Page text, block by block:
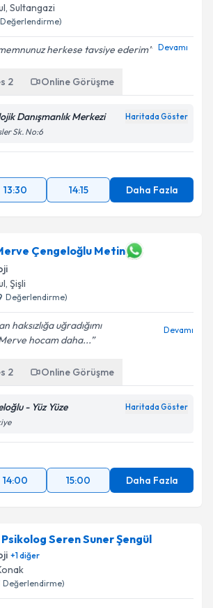
, Sultangazi
Değerlendirme)
herkese tavsiye ederim Devamı
2 Online Görüşme
Danışmanlık Merkezi Haritada Göster
Sk. No:6
13:30 14:15 Daha Fazla
Çengeloğlu Metin
, Şişli
Değerlendirme)
haksızlığa uğradığımı
hocam daha...
Devamı
2 Online Görüşme
- Yüz Yüze Haritada Göster
14:00 15:00 Daha Fazla
Seren Suner Şengül
+1diğer
Değerlendirme)